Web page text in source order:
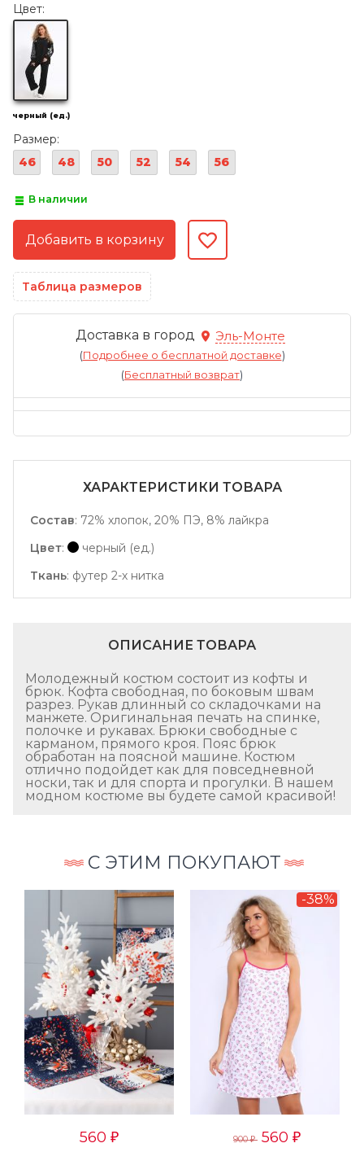
Цвет:
черный (ед.)
Размер:
46
48 50 52 54 56
В наличии
Таблица размеров
Доставка в город Эль-Монте
(Подробнее о бесплатной доставке)
(Бесплатный возврат)
ХАРАКТЕРИСТИКИ ТОВАРА
Состав: 72% хлопок, 20% ПЭ, 8% лайкра
Цвет:
черный (ед.)
Ткань: футер 2-х нитка
ОПИСАНИЕ ТОВАРА
Молодежный костюм состоит из кофты и
брюк. Кофта свободная, по боковым швам
разрез. Рукав длинный со складочками на
манжете. Оригинальная печать на спинке,
полочке и рукавах. Брюки свободные с
карманом, прямого кроя. Пояс брюк
обработан на поясной машине. Костюм
отлично подойдет как для повседневной
носки, так и для спорта и прогулки. В нашем
модном костюме вы будете самой красивой!
С ЭТИМ ПОКУПАЮТ
560 ₽
-38%
900₽ 560 ₽